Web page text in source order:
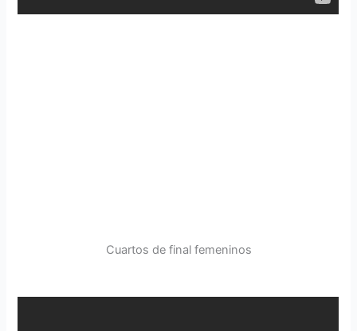
Cuartos de final femeninos